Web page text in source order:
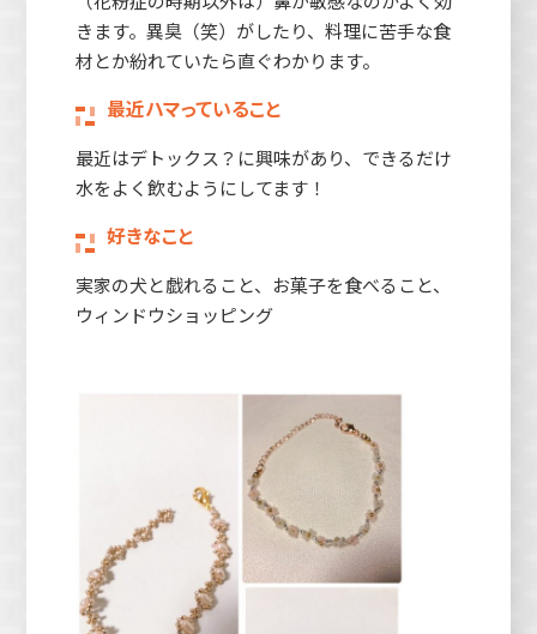
きます。異臭（笑）がしたり、料理に苦手な食
材とか紛れていたら直ぐわかります。
最近ハマっていること
最近はデトックス？に興味があり、できるだけ
水をよく飲むようにしてます！
好きなこと
実家の犬と戯れること、お菓子を食べること、
ウィンドウショッピング